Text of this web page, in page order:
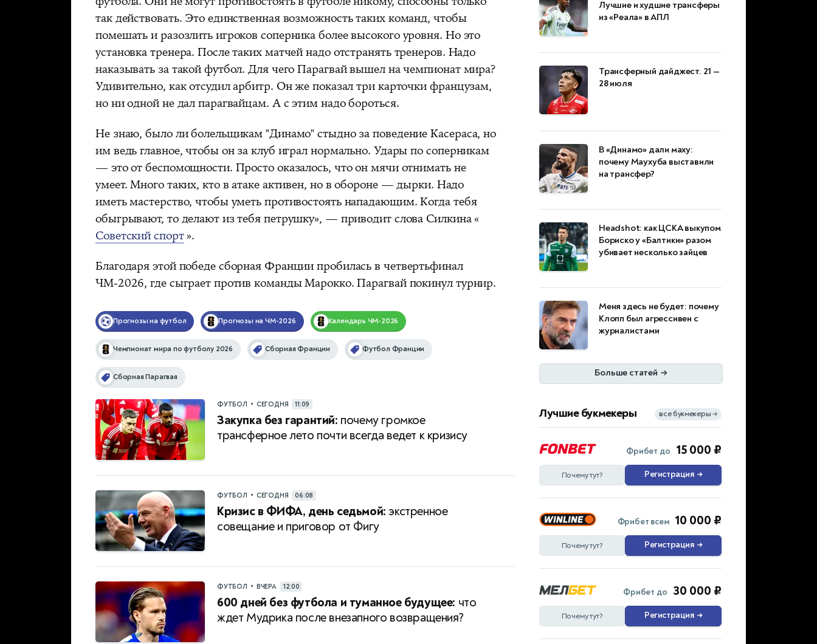
так действовать. Это единственная возможность таких команд, чтобы
помешать и разозлить игроков соперника более высокого уровня. Но это
установка тренера. После таких матчей надо отстранять тренеров. Надо
наказывать за такой футбол. Для чего Парагвай вышел на чемпионат мира?
Удивительно, как отсудил арбитр. Он же показал три карточки французам,
но ни одной не дал парагвайцам. А с этим надо бороться.
Не знаю, было ли болельщикам "Динамо" стыдно за поведение Касераса, но
им ведь главное, чтобы он за клуб играл нормально. Удары по соперникам
— это от беспомощности. Просто оказалось, что он мячи отнимать не
умеет. Много таких, кто в атаке активен, но в обороне — дырки. Надо
иметь мастерство, чтобы уметь противостоять нападающим. Когда тебя
обыгрывают, то делают из тебя петрушку», — приводит слова Силкина «
Советский спорт».
Благодаря этой победе сборная Франции пробилась в четвертьфинал
ЧМ-2026, где сыграет против команды Марокко. Парагвай покинул турнир.
Прогнозы на футбол Прогнозы на ЧМ-2026 Календарь ЧМ-2026
Чемпионат мира по футболу 2026 Сборная Франции Футбол Франции
Сборная Парагвая
ФУТБОЛ • СЕГОДНЯ 11:09
Закупка без гарантий: почему громкое
трансферное лето почти всегда ведет к кризису
ФУТБОЛ • СЕГОДНЯ 06:08
Кризис в ФИФА, день седьмой: экстренное
совещание и приговор от Фигу
ФУТБОЛ • ВЧЕРА 12:00
600 дней без футбола и туманное будущее: что
ждет Мудрика после внезапного возвращения?
Лучшие и худшие трансферы
из «Реала» в АПЛ
Трансферный дайджест. 21 —
28 июля
В «Динамо» дали маху:
почему Маухуба выставили
на трансфер?
Headshot: как ЦСКА выкупом
Бориско у «Балтики» разом
убивает несколько зайцев
Меня здесь не будет: почему
Клопп был агрессивен с
журналистами
Больше статей →
Лучшие букмекеры все букмекеры →
Фрибет до 15 000 ₽
Почему тут? Регистрация →
Фрибет всем 10 000 ₽
Почему тут? Регистрация →
Фрибет до 30 000 ₽
Почему тут? Регистрация →